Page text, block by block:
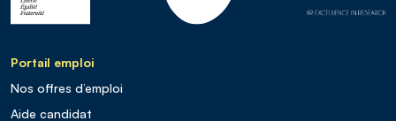
Portail emploi
Nos offres d’emploi
Aide candidat